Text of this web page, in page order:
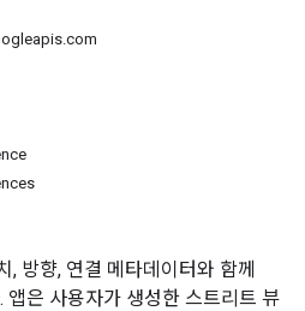
방향, 연결 메타데이터와 함께
은 사용자가 생성한 스트리트 뷰